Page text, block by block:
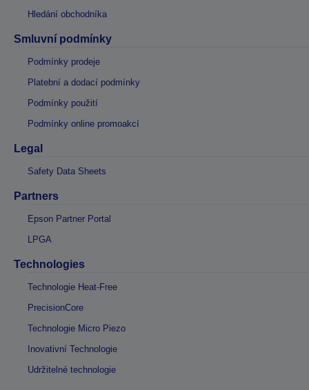
Hledání obchodníka
Smluvní podmínky
Podmínky prodeje
Platební a dodací podmínky
Podmínky použití
Podmínky online promoakcí
Legal
Safety Data Sheets
Partners
Epson Partner Portal
LPGA
Technologies
Technologie Heat-Free
PrecisionCore
Technologie Micro Piezo
Inovativní Technologie
Udržitelné technologie